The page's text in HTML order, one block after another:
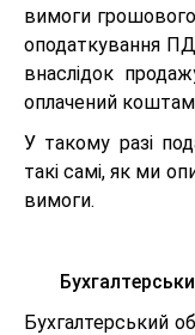
вимоги
оподаткування
внаслідок
оплачений
У такому разі
такі самі, як ми
вимоги.
Бухгалтерський